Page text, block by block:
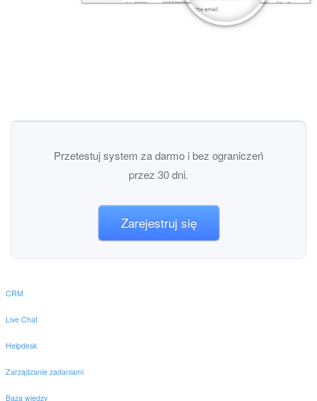
Przetestuj system za darmo i bez ograniczeń
przez 30 dni.
Zarejestruj się
CRM
Live Chat
Helpdesk
Zarządzanie zadaniami
Baza wiedzy